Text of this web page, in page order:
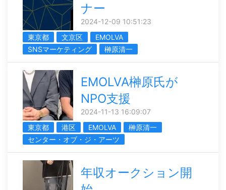
ナー
2024-12-09 10:51:23
東京都
文京区
EMOLVA
SNSマーケティング
榊󠄀原清一
EMOLVA榊󠄀原氏が
NPO支援
2024-11-13 16:09:07
東京都
港区 EMOLVA
榊󠄀原清一
センター・オブ・ジ・アーツ
年収オークション開